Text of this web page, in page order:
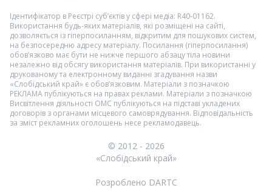
Ідентифікатор в Реєстрі суб’єктів у сфері медіа: R40-01162.
Використання будь-яких матеріалів, які розміщені на сайті,
дозволяється із гіперпосиланням, відкритим для пошукових систем,
на безпосередню адресу матеріалу. Посилання (гіперпосилання)
обов’язково має бути не нижче першого абзацу тіла новини
незалежно від обсягу використання матеріалів. При використанні у
друкованому та електронному виданні згадування назви
«Слобідський край» є обов’язковим. Матеріали з позначкою
РЕКЛАМА публікуються на правах реклами. Матеріали з позначкою
Висвітлення діяльності ОМС публікуються на підставі укладених
договорів з органами місцевого самоврядування. Відповідальність
за зміст рекламних оголошень несе рекламодавець.
© 2012 - 2026
«Слобідський край»
Розроблено DARTC